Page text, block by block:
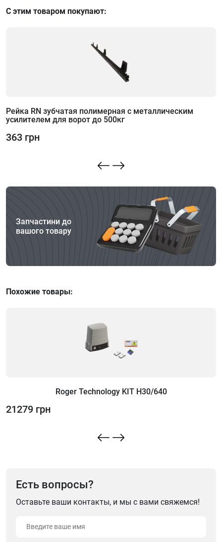
С этим товаром покупают:
Рейка RN зубчатая полимерная с металлическим
усилителем для ворот до 500кг
363 грн
Запчастини до
вашого товару
Похожие товары:
Roger Technology KIT H30/640
21279 грн
Есть вопросы?
Оставьте ваши контакты, и мы с вами свяжемся!